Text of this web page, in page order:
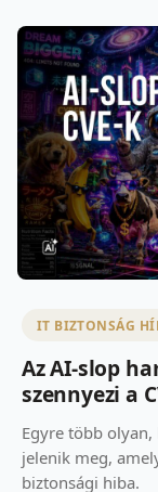
IT BIZTONSÁG
Az AI-slop
szennyezi a
Egyre több
jelenik meg,
biztonsági hiba.